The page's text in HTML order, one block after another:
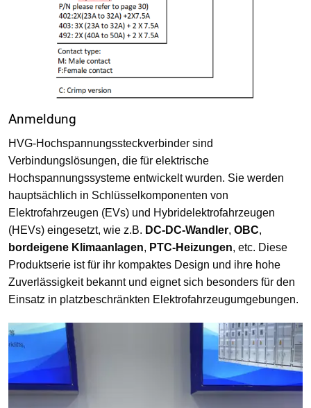
Anmeldung
HVG-Hochspannungssteckverbinder sind
Verbindungslösungen, die für elektrische
Hochspannungssysteme entwickelt wurden. Sie werden
hauptsächlich in Schlüsselkomponenten von
Elektrofahrzeugen (EVs) und Hybridelektrofahrzeugen
(HEVs) eingesetzt, wie z.B. DC-DC-Wandler, OBC,
bordeigene Klimaanlagen, PTC-Heizungen, etc. Diese
Produktserie ist für ihr kompaktes Design und ihre hohe
Zuverlässigkeit bekannt und eignet sich besonders für den
Einsatz in platzbeschränkten Elektrofahrzeugumgebungen.